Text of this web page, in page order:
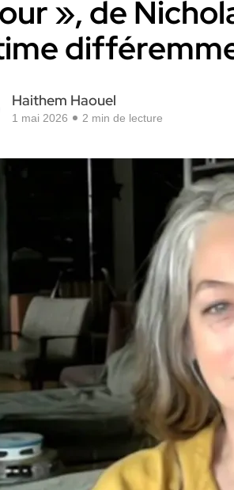
», de
Haithem Haouel
1 mai 2026 2 min de lecture